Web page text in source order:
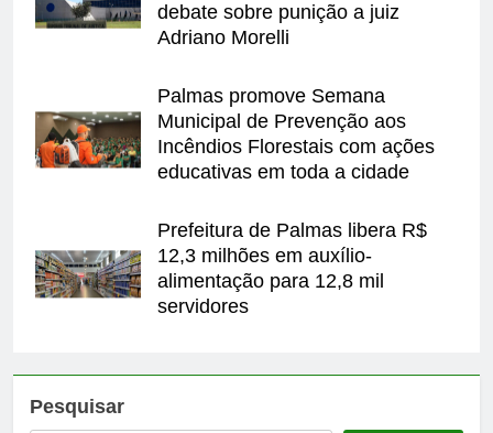
debate sobre punição a juiz
Adriano Morelli
Palmas promove Semana
Municipal de Prevenção aos
Incêndios Florestais com ações
educativas em toda a cidade
Prefeitura de Palmas libera R$
12,3 milhões em auxílio-
alimentação para 12,8 mil
servidores
Pesquisar